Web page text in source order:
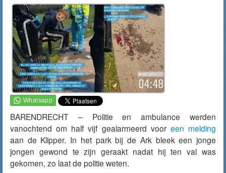
BARENDRECHT – Politie en ambulance werden
vanochtend om half vijf gealarmeerd voor een melding
aan de Klipper. In het park bij de Ark bleek een jonge
jongen gewond te zijn geraakt nadat hij ten val was
gekomen, zo laat de politie weten.